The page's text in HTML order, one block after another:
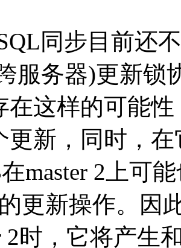
同步目前还
服务器)更新锁
在这样的可能
更新，同时，在
master 2上可
更新操作。因
2时，它将产生